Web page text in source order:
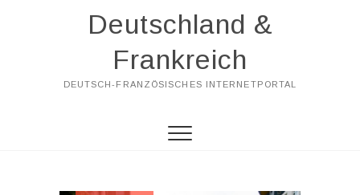
Deutschland &
Frankreich
DEUTSCH-FRANZÖSISCHES INTERNETPORTAL